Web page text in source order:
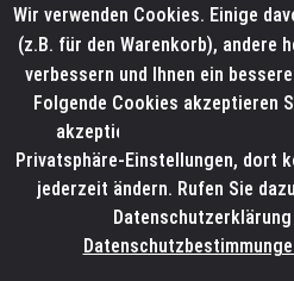
ÜBERSICHT TRAVERSEN
Wir verwenden Cookies. Einige
(z.B. für den Warenkorb), andere
verbessern und Ihnen ein
Folgende Cookies akzeptieren
akzeptieren. Weitere
Privatsphäre-Einstellungen, dort
jederzeit ändern. Rufen Sie